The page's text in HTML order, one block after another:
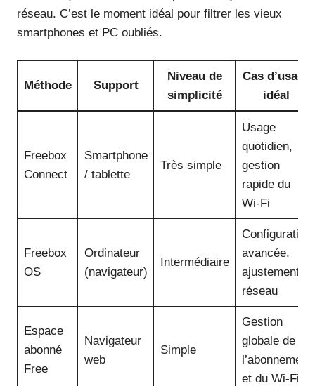
réseau. C’est le moment idéal pour filtrer les vieux
smartphones et PC oubliés.
Méthode Support
Niveau de
simplicité
Cas d’usage
idéal
Freebox
Connect
Smartphone
/ tablette
Très simple
Usage
quotidien,
gestion
rapide du
Wi-Fi
Freebox
OS
Ordinateur
(navigateur)
Intermédiaire
Configuration
avancée,
ajustements
réseau
Espace
abonné
Free
Navigateur
web
Simple
Gestion
globale de
l’abonnement
et du Wi-Fi